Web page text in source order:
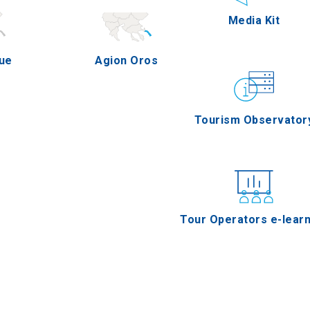
Agion Oros
Media Kit
Tourism
Tour Operators e-